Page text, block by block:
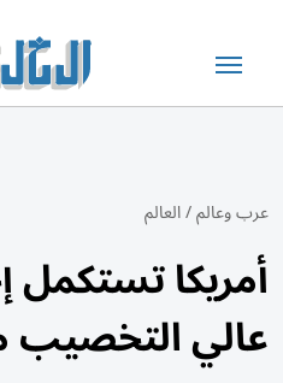
عرب وعالم/العالم
أمريكا تستكمل
عالي التخصيب